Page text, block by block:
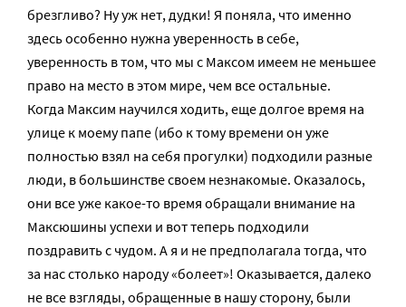
брезгливо? Ну уж нет, дудки! Я поняла, что именно
здесь особенно нужна уверенность в себе,
уверенность в том, что мы с Максом имеем не меньшее
право на место в этом мире, чем все остальные.
Когда Максим научился ходить, еще долгое время на
улице к моему папе (ибо к тому времени он уже
полностью взял на себя прогулки) подходили разные
люди, в большинстве своем незнакомые. Оказалось,
они все уже какое-то время обращали внимание на
Максюшины успехи и вот теперь подходили
поздравить с чудом. А я и не предполагала тогда, что
за нас столько народу «болеет»! Оказывается, далеко
не все взгляды, обращенные в нашу сторону, были